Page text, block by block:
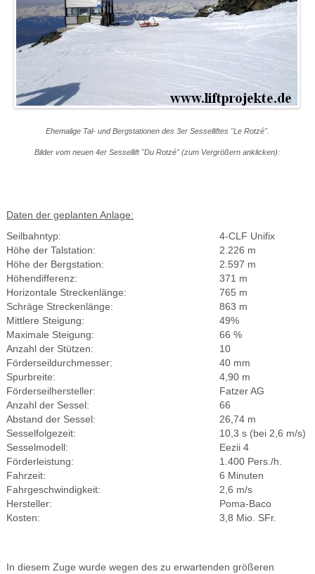
Ehemalige Tal- und Bergstationen des 3er Sesselliftes "Le Rotzé".
Bilder vom neuen 4er Sessellift "Du Rotzé" (zum Vergrößern anklicken):
Daten der geplanten Anlage:
Seilbahntyp:
4-CLF Unifix
Höhe der Talstation:
2.226 m
Höhe der Bergstation:
2.597 m
Höhendifferenz:
371 m
Horizontale Streckenlänge:
765 m
Schräge Streckenlänge:
863 m
Mittlere Steigung:
49%
Maximale Steigung:
66 %
Anzahl der Stützen:
10
Förderseildurchmesser:
40 mm
Spurbreite:
4,90 m
Förderseilhersteller:
Fatzer AG
Anzahl der Sessel:
66
Abstand der Sessel:
26,74 m
Sesselfolgezeit:
10,3 s (bei 2,6 m/s)
Sesselmodell:
Eezii 4
Förderleistung:
1.400 Pers./h.
Fahrzeit:
6 Minuten
Fahrgeschwindigkeit:
2,6 m/s
Hersteller:
Poma-Baco
Kosten:
3,8 Mio. SFr.
In diesem Zuge wurde wegen des zu erwartenden größeren